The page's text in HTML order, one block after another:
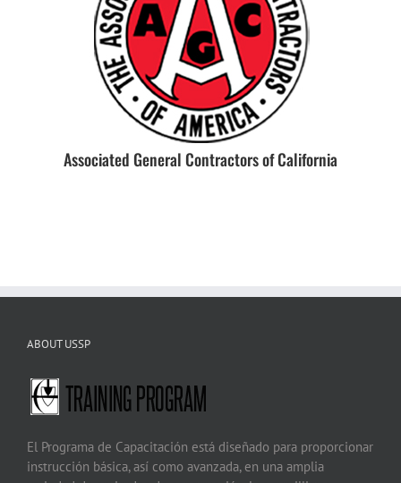
Associated General Contractors of California
ABOUT USSP
El Programa de Capacitación está diseñado para proporcionar
instrucción básica, así como avanzada, en una amplia